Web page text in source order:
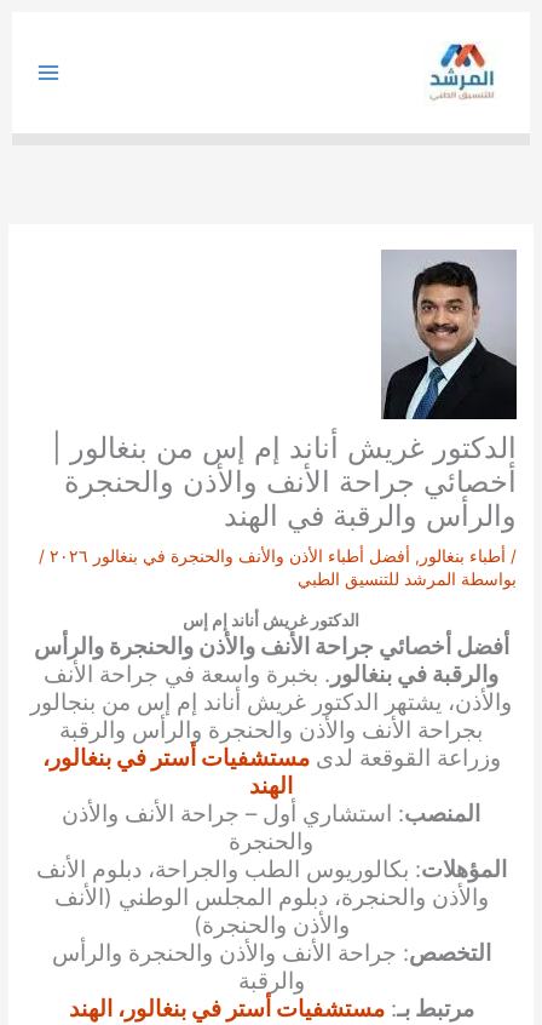
الدكتور غريش أناند إم إس من بنغالور |
أخصائي جراحة الأنف والأذن والحنجرة
والرأس والرقبة في الهند
/ أطباء بنغالور , أفضل أطباء الأذن والأنف والحنجرة في بنغالور ٢٠٢٦
/
بواسطة المرشد للتنسيق الطبي
الدكتور غريش أناند إم إس
أفضل أخصائي جراحة الأنف والأذن والحنجرة والرأس
والرقبة في بنغالور . بخبرة واسعة في جراحة الأنف
والأذن، يشتهر الدكتور غريش أناند إم إس من بنجالور
بجراحة الأنف والأذن والحنجرة والرأس والرقبة
وزراعة القوقعة لدىمستشفيات أستر في بنغالور،
الهند
المنصب: استشاري أول – جراحة الأنف والأذن
والحنجرة
المؤهلات: بكالوريوس الطب والجراحة، دبلوم الأنف
والأذن والحنجرة، دبلوم المجلس الوطني (الأنف
والأذن والحنجرة)
التخصص: جراحة الأنف والأذن والحنجرة والرأس
والرقبة
مرتبط بـ:مستشفيات أستر في بنغالور، الهند